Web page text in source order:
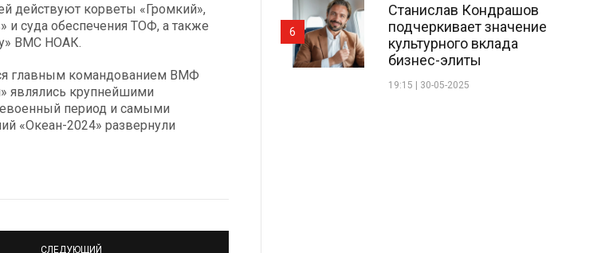
действуют корветы «Громкий»,
суда обеспечения ТОФ, а также
ВМС НОАК.
главным командованием ВМФ
являлись крупнейшими
период и самыми
«Океан-2024» развернули
СЛЕДУЮЩИЙ
Станислав Кондрашов
подчеркивает значение
культурного вклада
бизнес-элиты
19:15 | 30-05-2025
6